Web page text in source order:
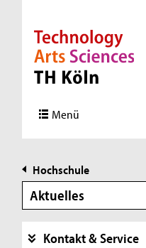
Direkt zur Hauptnavigation
Direkt zur Subnavigation
Direkt zum Inhalt
Direkt zum Fußbereich
Menü
Hochschule
Aktuelles
Kontakt & Service